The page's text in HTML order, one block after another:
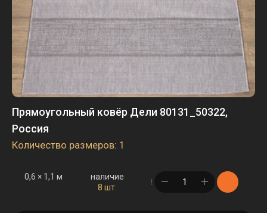
Прямоугольный ковёр Дели 80131_50322,
Россия
Количество размеров: 1
0,6 × 1,1 м
наличие
8 шт.
в корзине